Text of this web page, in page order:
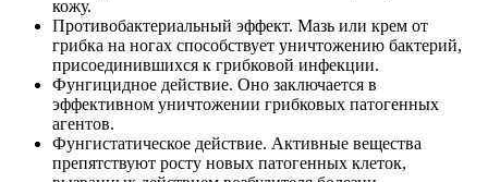
кожу.
Противобактериальный эффект. Мазь или крем от
грибка на ногах способствует уничтожению бактерий,
присоединившихся к грибковой инфекции.
Фунгицидное действие. Оно заключается в
эффективном уничтожении грибковых патогенных
агентов.
Фунгистатическое действие. Активные вещества
препятствуют росту новых патогенных клеток,